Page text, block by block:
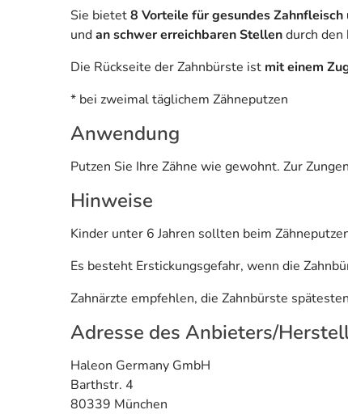
Sie bietet8 Vorteile für gesundes Zahnfleisch
undan schwer erreichbaren Stellendurch den
Die Rückseite der Zahnbürste ist mit einem
* bei zweimal täglichem Zähneputzen
Anwendung
Putzen Sie Ihre Zähne wie gewohnt. Zur
Hinweise
Kinder unter 6 Jahren sollten beim
Es besteht Erstickungsgefahr, wenn die
Zahnärzte empfehlen, die Zahnbürste
Adresse des Anbieters/
Haleon Germany GmbH
Barthstr. 4
80339 München